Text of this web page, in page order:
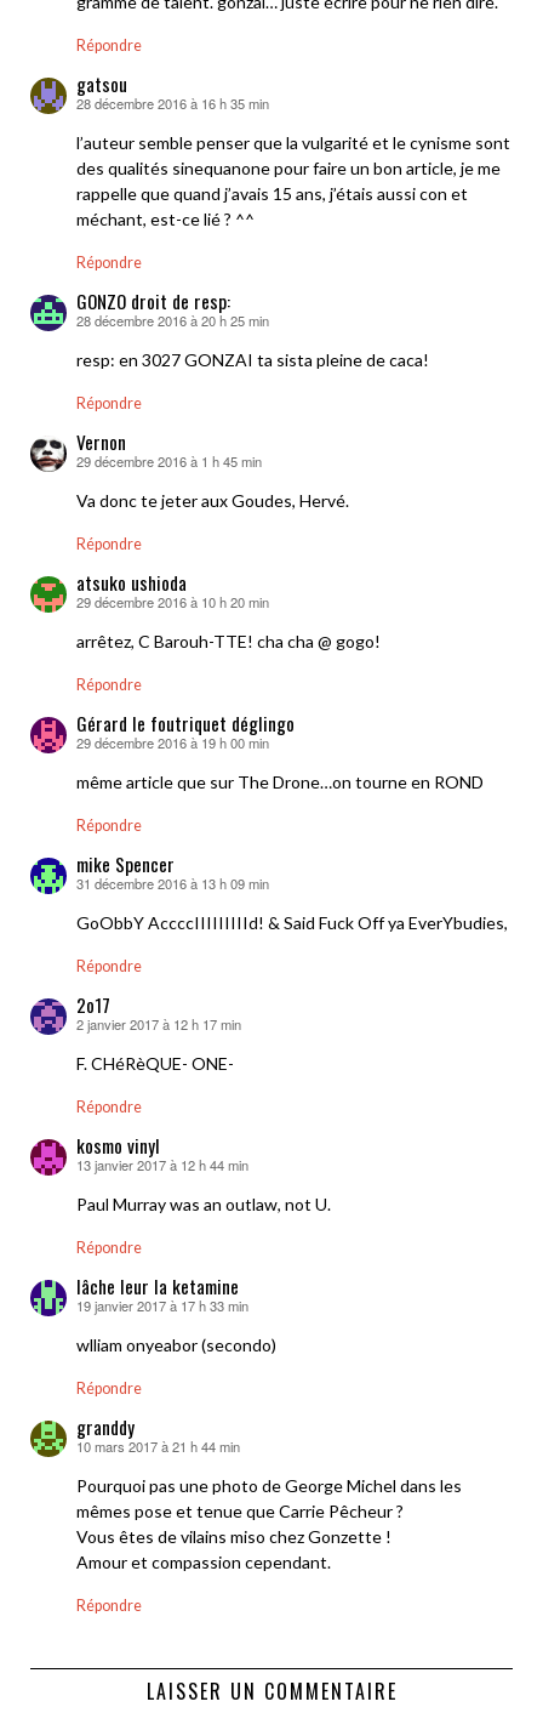
Répondre
gatsou
dit :
28 décembre 2016 à 16 h 35 min
l’auteur semble penser que la vulgarité et le cynisme sont
des qualités sinequanone pour faire un bon article, je me
rappelle que quand j’avais 15 ans, j’étais aussi con et
méchant, est-ce lié ? ^^
Répondre
GONZO droit de resp:
dit :
28 décembre 2016 à 20 h 25 min
resp: en 3027 GONZAI ta sista pleine de caca!
Répondre
Vernon
dit :
29 décembre 2016 à 1 h 45 min
Va donc te jeter aux Goudes, Hervé.
Répondre
atsuko ushioda
dit :
29 décembre 2016 à 10 h 20 min
arrêtez, C Barouh-TTE! cha cha @ gogo!
Répondre
Gérard le foutriquet déglingo
dit :
29 décembre 2016 à 19 h 00 min
même article que sur The Drone…on tourne en ROND
Répondre
mike Spencer
dit :
31 décembre 2016 à 13 h 09 min
GoObbY AccccIIIIIIIIId! & Said Fuck Off ya EverYbudies,
Répondre
2o17
dit :
2 janvier 2017 à 12 h 17 min
F. CHéRèQUE- ONE-
Répondre
kosmo vinyl
dit :
13 janvier 2017 à 12 h 44 min
Paul Murray was an outlaw, not U.
Répondre
lâche leur la ketamine
dit :
19 janvier 2017 à 17 h 33 min
wlliam onyeabor (secondo)
Répondre
granddy
dit :
10 mars 2017 à 21 h 44 min
Pourquoi pas une photo de George Michel dans les
mêmes pose et tenue que Carrie Pêcheur ?
Vous êtes de vilains miso chez Gonzette !
Amour et compassion cependant.
Répondre
LAISSER UN COMMENTAIRE